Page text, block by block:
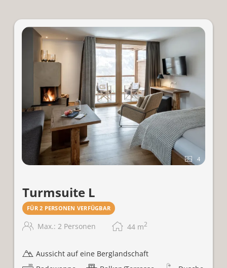
Erwachsene und 2 Kinder.
4
Turmsuite L
FÜR 2 PERSONEN VERFÜGBAR
Max.: 2 Personen 44 m2
Aussicht auf eine Berglandschaft